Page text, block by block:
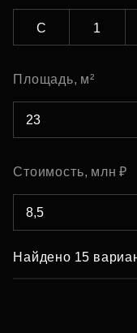
С 1
Площадь, м²
Стоимость, млн ₽
Найдено 15